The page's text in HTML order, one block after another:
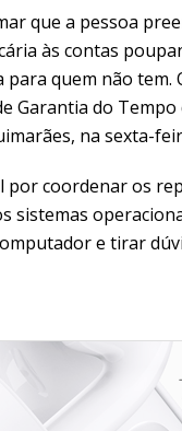
que a pessoa
às contas
quem não
Garantia do Tempo
na sexta-
por coordenar os
sistemas
e tirar